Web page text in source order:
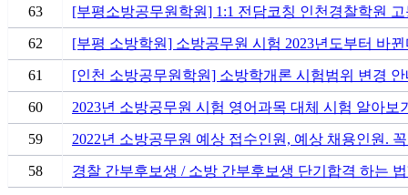
63 [부평소방공무원학원] 1:1 전담코칭 인천경찰학원
62 [부평 소방학원] 소방공무원 시험 2023년도부터 바
61 [인천 소방공무원학원] 소방학개론 시험범위 변경 안
60 2023년 소방공무원 시험 영어과목 대체 시험 알아보
59 2022년 소방공무원 예상 접수인원, 예상 채용인원.
58 경찰 간부후보생 / 소방 간부후보생 단기합격 하는